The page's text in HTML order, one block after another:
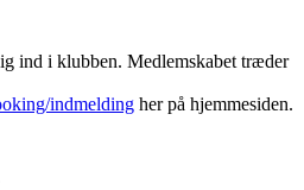
ind i klubben. Medlemskabet træder
indmelding her på hjemmesiden.